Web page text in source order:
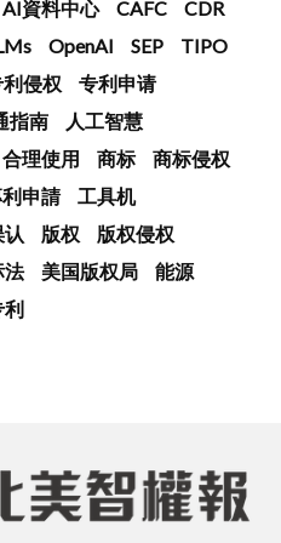
AI資料中心 CAFC
CDR
OpenAI SEP
TIPO
侵权
专利申请
指南
人工智慧
合理使用 商标
商标侵权
申請
工具机
版权
版权侵权
法 美国版权局
能源
利